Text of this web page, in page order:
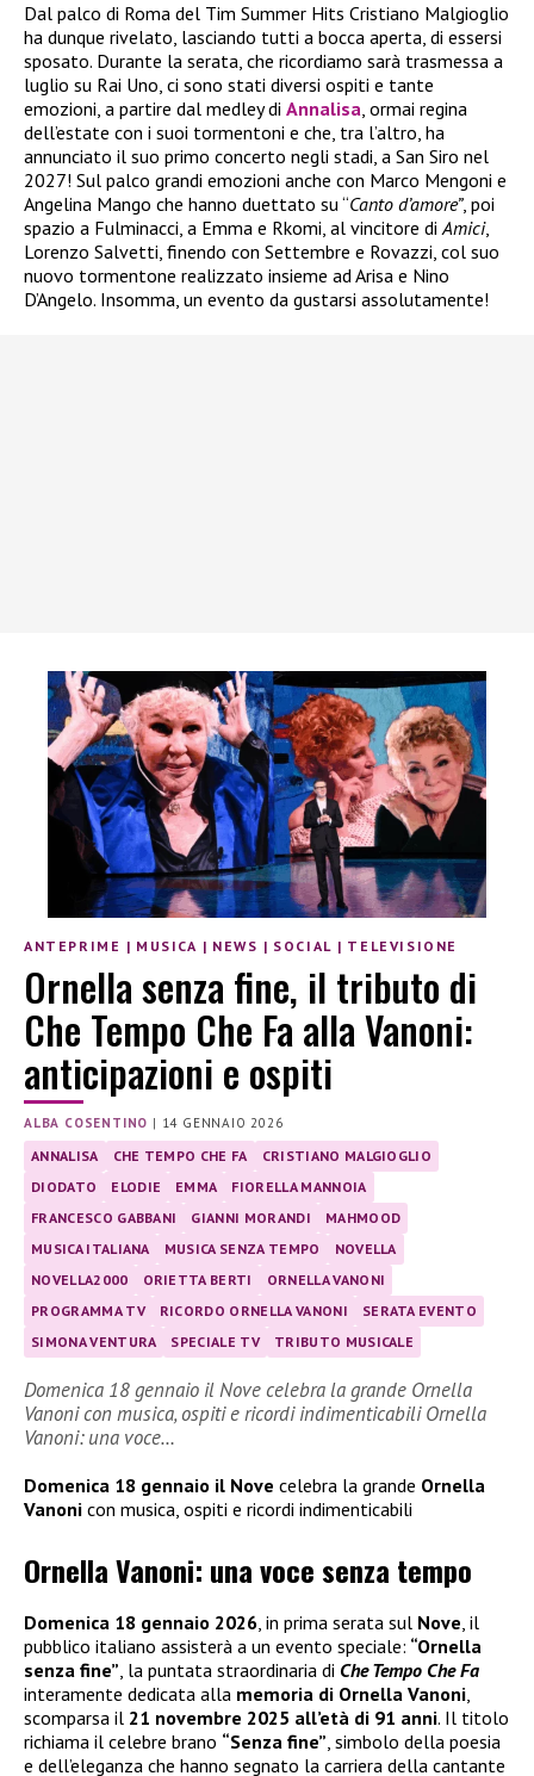
Dal palco di Roma del Tim Summer Hits Cristiano Malgioglio
ha dunque rivelato, lasciando tutti a bocca aperta, di essersi
sposato. Durante la serata, che ricordiamo sarà trasmessa a
luglio su Rai Uno, ci sono stati diversi ospiti e tante
emozioni, a partire dal medley di Annalisa, ormai regina
dell’estate con i suoi tormentoni e che, tra l’altro, ha
annunciato il suo primo concerto negli stadi, a San Siro nel
2027! Sul palco grandi emozioni anche con Marco Mengoni e
Angelina Mango che hanno duettato su “Canto d’amore”, poi
spazio a Fulminacci, a Emma e Rkomi, al vincitore diAmici,
Lorenzo Salvetti, finendo con Settembre e Rovazzi, col suo
nuovo tormentone realizzato insieme ad Arisa e Nino
D’Angelo. Insomma, un evento da gustarsi assolutamente!
ANTEPRIME | MUSICA | NEWS | SOCIAL | TELEVISIONE
Ornella senza fine, il tributo di
Che Tempo Che Fa alla Vanoni:
anticipazioni e ospiti
ALBA COSENTINO | 14 GENNAIO 2026
ANNALISA CHE TEMPO CHE FA
CRISTIANO MALGIOGLIO
DIODATO
ELODIE EMMA
FIORELLA MANNOIA
FRANCESCO GABBANI
GIANNI MORANDI
MAHMOOD
MUSICA ITALIANA
MUSICA SENZA TEMPO
NOVELLA
NOVELLA2000
ORIETTA BERTI
ORNELLA VANONI
PROGRAMMA TV
RICORDO ORNELLA VANONI
SERATA EVENTO
SIMONA VENTURA
SPECIALE TV TRIBUTO MUSICALE
Domenica 18 gennaio il Nove celebra la grande Ornella
Vanoni con musica, ospiti e ricordi indimenticabili Ornella
Vanoni: una voce…
Domenica 18 gennaio il Nove celebra la grande Ornella
Vanoni con musica, ospiti e ricordi indimenticabili
Ornella Vanoni: una voce senza tempo
Domenica 18 gennaio 2026 , in prima serata sul Nove , il
pubblico italiano assisterà a un evento speciale: “Ornella
senza fine” , la puntata straordinaria di Che Tempo Che Fa
interamente dedicata alla memoria di Ornella Vanoni
scomparsa il 21 novembre 2025 all’età di 91 anni. Il titolo
richiama il celebre brano “Senza fine” , simbolo della poesia
e dell’eleganza che hanno segnato la carriera della cantante